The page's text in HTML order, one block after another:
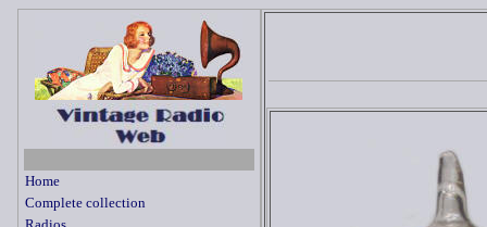
Home
Complete collection